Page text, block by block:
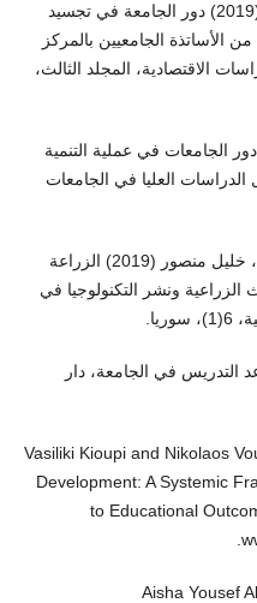
لخضر، بوساحة عمر ونسيمة، بحوص (2019) دور الجامعة في تجسيد
الأساتذة الجامعيين بالمركز
الاقتصادية، المجلد الثالث،
فدوى وعدامة صلاح (2004م) دور الجامعات في عملية التنمية
الدراسات العليا في الجامعات
المحرم، إسماعيل عبد الله والشرجبي، خليل منصور (2019) الزراعة
الزراعية ونشر التكنولوجيا في
وآخرون (1997) قواعد التدريس في الجامعة، دار
Vasiliki Kioupi and Nikolaos
Development: A Systemic
to Educational
Aisha Yousef